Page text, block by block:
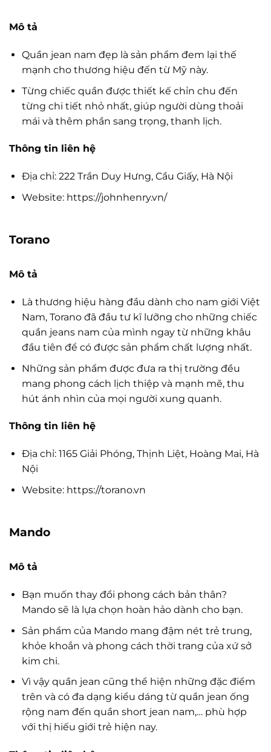
Mô tả
Quần jean nam đẹp là sản phẩm đem lại thế
mạnh cho thương hiệu đến từ Mỹ này.
Từng chiếc quần được thiết kế chỉn chu đến
từng chi tiết nhỏ nhất, giúp người dùng thoải
mái và thêm phần sang trọng, thanh lịch.
Thông tin liên hệ
Địa chỉ: 222 Trần Duy Hưng, Cầu Giấy, Hà Nội
Website: https://johnhenry.vn/
Torano
Mô tả
Là thương hiệu hàng đầu dành cho nam giới Việt
Nam, Torano đã đầu tư kĩ lưỡng cho những chiếc
quần jeans nam của mình ngay từ những khâu
đầu tiên để có được sản phẩm chất lượng nhất.
Những sản phẩm được đưa ra thị trường đều
mang phong cách lịch thiệp và mạnh mẽ, thu
hút ánh nhìn của mọi người xung quanh.
Thông tin liên hệ
Địa chỉ: 1165 Giải Phóng, Thịnh Liệt, Hoàng Mai, Hà
Nội
Website: https://torano.vn
Mando
Mô tả
Bạn muốn thay đổi phong cách bản thân?
Mando sẽ là lựa chọn hoàn hảo dành cho bạn.
Sản phẩm của Mando mang đậm nét trẻ trung,
khỏe khoắn và phong cách thời trang của xứ sở
kim chi.
Vì vậy quần jean cũng thể hiện những đặc điểm
trên và có đa dạng kiểu dáng từ quần jean ống
rộng nam đến quần short jean nam,… phù hợp
với thị hiếu giới trẻ hiện nay.